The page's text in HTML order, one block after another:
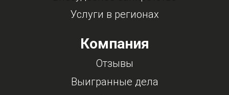
Услуги в регионах
Компания
Отзывы
Выигранные дела